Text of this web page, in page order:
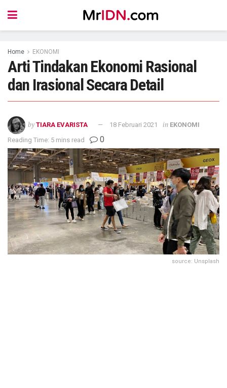
Home EKONOMI
Arti Tindakan Ekonomi Rasional
dan Irasional Secara Detail
by TIARA EVARISTA 18 Februari 2021 in EKONOMI
Reading Time: 5 mins read 0
source: Unsplash